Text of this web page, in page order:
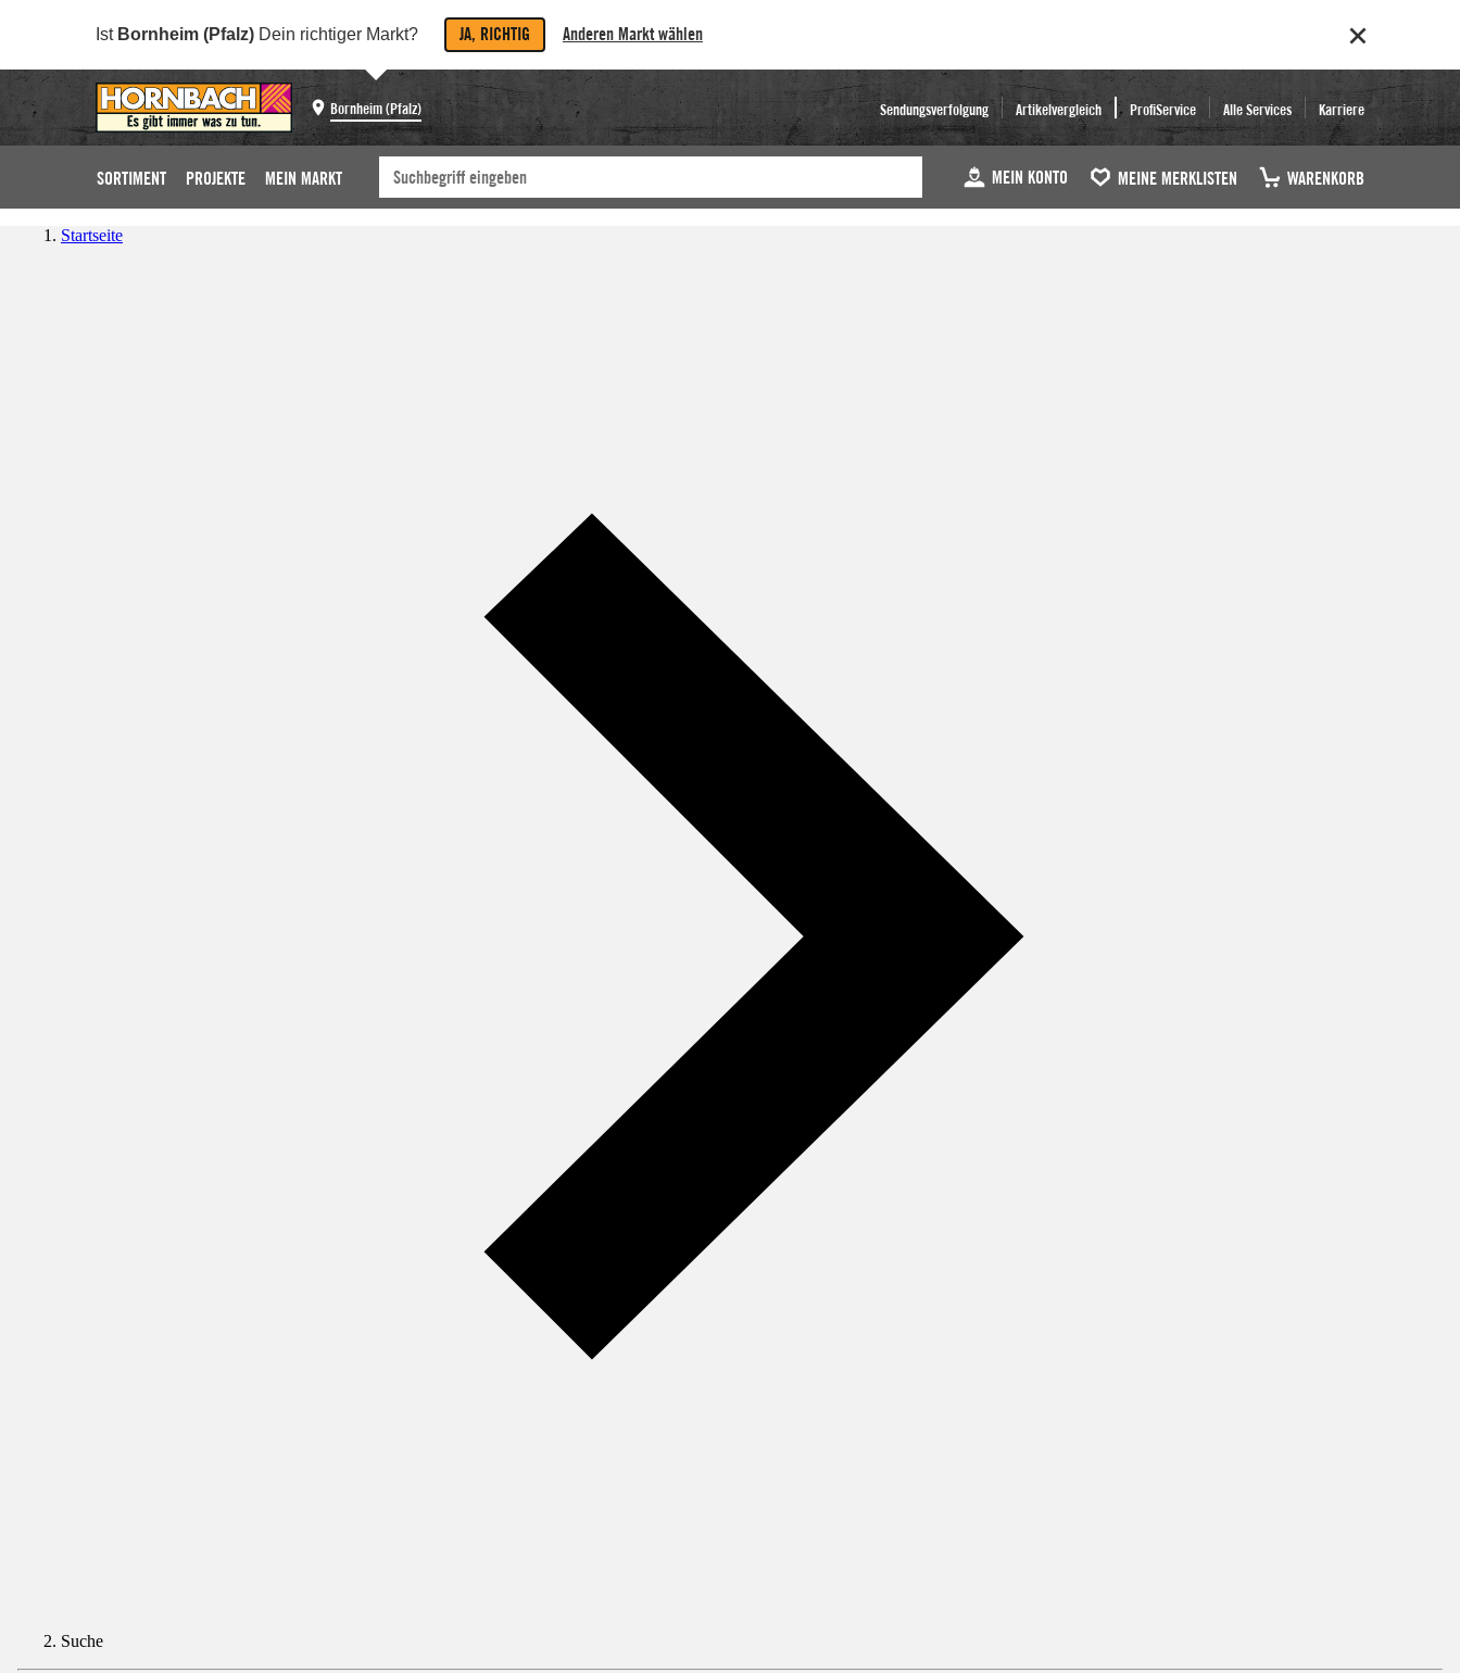
Ist Bornheim (Pfalz) Dein richtiger Markt? JA, RICHTIG Anderen Markt wählen
Bornheim (Pfalz) Sendungsverfolgung Artikelvergleich ProfiService Alle Services Karriere
SORTIMENT PROJEKTE MEIN MARKT MEIN KONTO MEINE MERKLISTEN WARENKORB
Startseite
Suche